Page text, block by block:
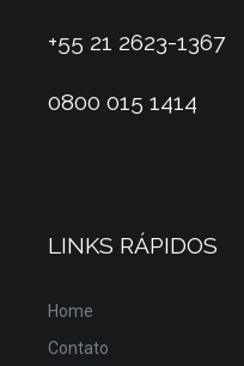
+55 21 2623-1367
0800 015 1414
LINKS RÁPIDOS
Home
Contato